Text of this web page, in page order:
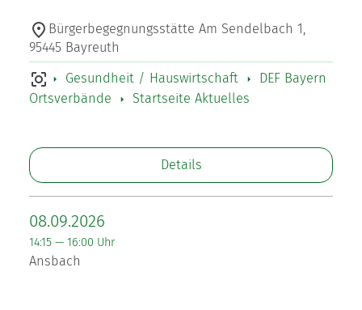
Bürgerbegegnungsstätte Am Sendelbach 1,
95445 Bayreuth
Gesundheit / Hauswirtschaft
DEF Bayern
Ortsverbände
Startseite Aktuelles
Details
08.09.2026
14:15 — 16:00 Uhr
Ansbach